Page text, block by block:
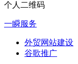
个人二维码
一瞬服务
外贸网站建设
谷歌推广